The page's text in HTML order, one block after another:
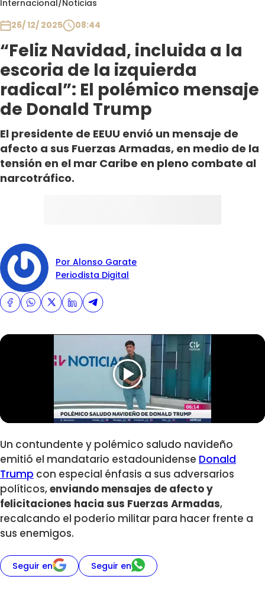
Internacional/Noticias
26/ 12/ 2025
08:44
“Feliz Navidad, incluida a la
escoria de la izquierda
radical”: El polémico mensaje
de Donald Trump
El presidente de EEUU envió un mensaje de
afecto a sus Fuerzas Armadas, en medio de la
tensión en el mar Caribe en pleno combate al
narcotráfico.
Por Alonso Garate
Periodista Digital
Un contundente y polémico saludo navideño
emitió el mandatario estadounidense Donald
Trump con especial énfasis a sus adversarios
políticos,enviando mensajes de afecto y
felicitaciones hacia sus Fuerzas Armadas,
recalcando el poderío militar para hacer frente a
sus enemigos.
Seguir en Seguir en
Club De La Comedia
Contigo en Directo
Plan Perfecto
El Tiempo
Sabingo
Todos Los Programas